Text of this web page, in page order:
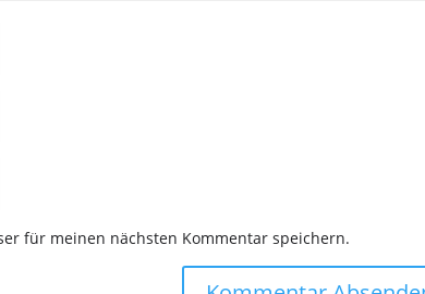
für meinen nächsten Kommentar speichern.